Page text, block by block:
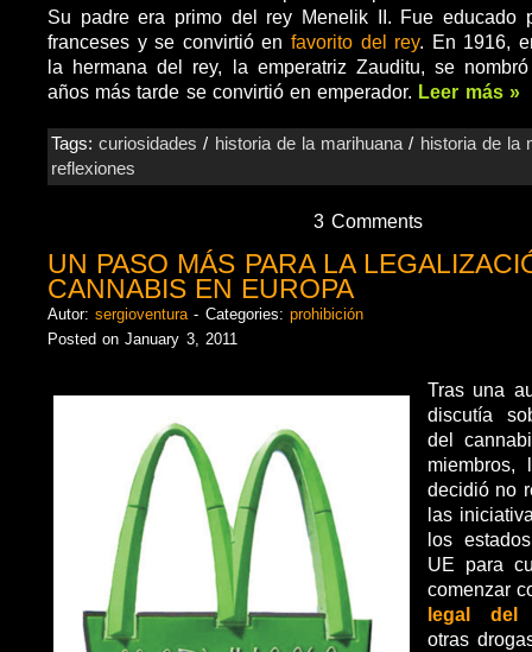
Su padre era primo del rey Menelik II. Fue educado
franceses y se convirtió en favorito del rey. En 1916,
la hermana del rey, la emperatriz Zauditu, se
años más tarde se convirtió en emperador. Leer más »
Tags:curiosidades / historia de la marihuana/ historia de la
reflexiones
3 Comments
UN PASO MÁS PARA LA
CANNABIS EN EUROPA
Autor:sergioventura- Categories: prohibición
Posted on January 3, 2011
Tras una
discutía
del
miembros,
decidió no
las
los
UE para
comenzar
legal del
otras